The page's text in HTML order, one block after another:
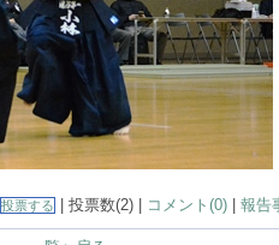
投票する | 投票数(2) | コメント(0) 報告